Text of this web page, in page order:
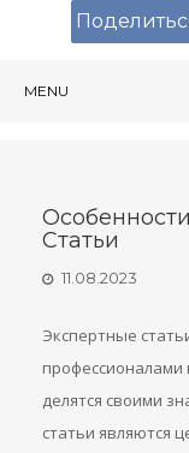
MENU
Статьи
11.08.2023
Экспертные
профессионалами
делятся своими
статьи являются